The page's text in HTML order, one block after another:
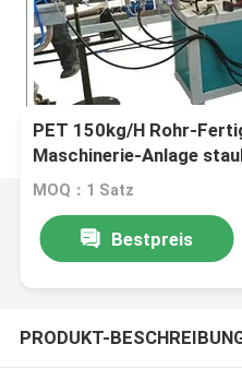
PET 150kg/H Rohr-
Maschinerie-Anlage
MOQ：1 Satz
Bestpreis
PRODUKT-